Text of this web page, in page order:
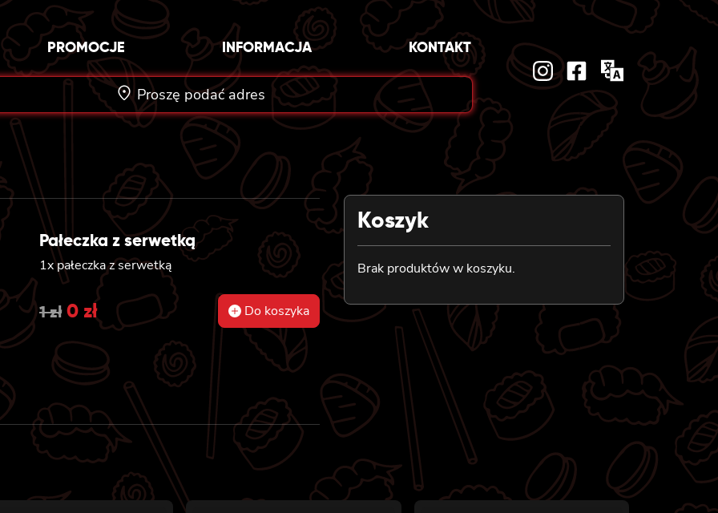
PROMOCJE INFORMACJA KONTAKT
Proszę podać adres
Pałeczka z serwetką
1x pałeczka z serwetką
1zł Original
price
was:
0 złCurrent
is:
0 zł.
Do koszyka
Koszyk
Brak produktów w koszyku.